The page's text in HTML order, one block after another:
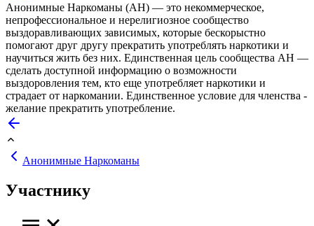
Анонимные Наркоманы (АН) — это некоммерческое,
непрофессиональное и нерелигиозное сообщество
выздоравливающих зависимых, которые бескорыстно
помогают друг другу прекратить употреблять наркотики и
научиться жить без них. Единственная цель сообщества АН —
сделать доступной информацию о возможности
выздоровления тем, кто еще употребляет наркотики и
страдает от наркомании. Единственное условие для членства -
желание прекратить употребление.
Анонимные Наркоманы
Участнику